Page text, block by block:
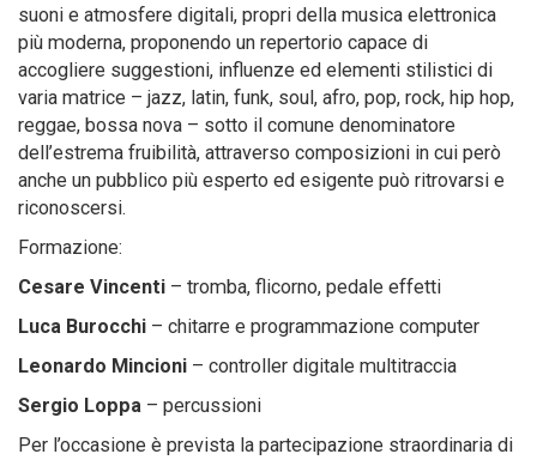
suoni e atmosfere digitali, propri della musica elettronica
più moderna, proponendo un repertorio capace di
accogliere suggestioni, influenze ed elementi stilistici di
varia matrice – jazz, latin, funk, soul, afro, pop, rock, hip hop,
reggae, bossa nova – sotto il comune denominatore
dell’estrema fruibilità, attraverso composizioni in cui però
anche un pubblico più esperto ed esigente può ritrovarsi e
riconoscersi.
Formazione:
Cesare Vincenti – tromba, flicorno, pedale effetti
Luca Burocchi – chitarre e programmazione computer
Leonardo Mincioni – controller digitale multitraccia
Sergio Loppa – percussioni
Per l’occasione è prevista la partecipazione straordinaria di